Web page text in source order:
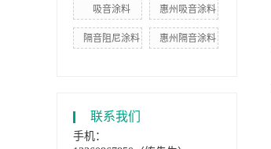
吸音涂料 惠州吸音涂料
隔音阻尼涂料 惠州隔音涂料
联系我们
手机：